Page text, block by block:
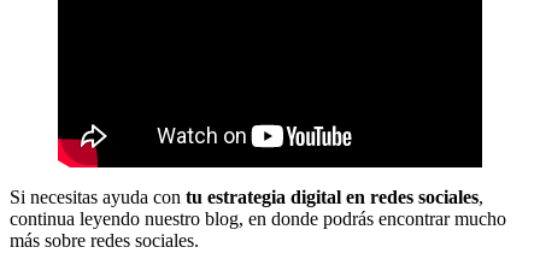
Si necesitas ayuda con tu estrategia digital en redes sociales,
continua leyendo nuestro blog, en donde podrás encontrar mucho
más sobre redes sociales.